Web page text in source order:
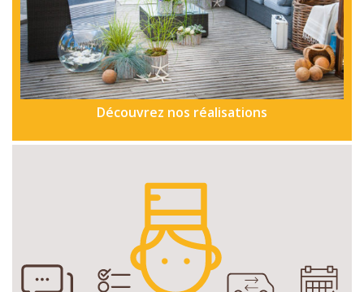
Découvrez nos réalisations